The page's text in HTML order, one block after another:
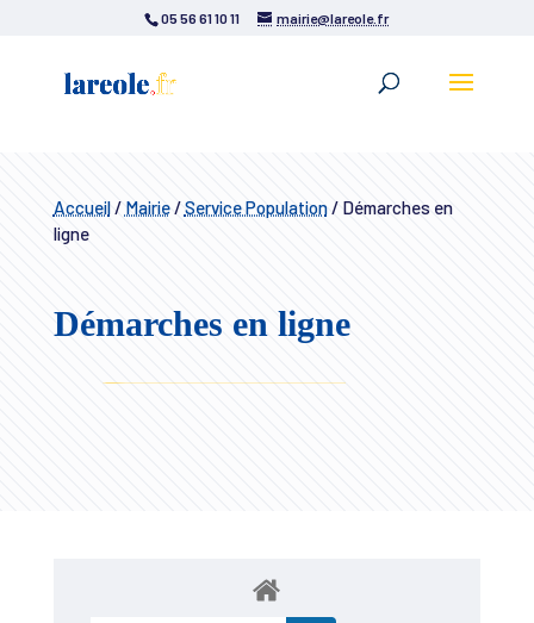
05 56 61 10 11 mairie@lareole.fr
Accueil/ Mairie/Service Population/Démarches en
ligne
Démarches en ligne